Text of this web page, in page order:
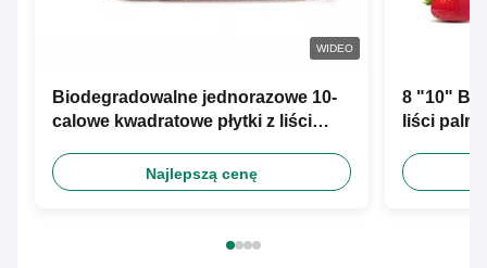
WIDEO
Biodegradowalne jednorazowe 10-
calowe kwadratowe płytki z liści
firmowe
Najlepszą cenę
8 "10"
liści